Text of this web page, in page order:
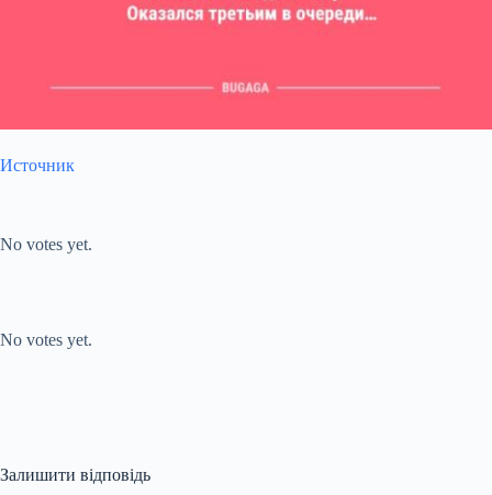
Источник
No votes yet.
No votes yet.
Залишити відповідь